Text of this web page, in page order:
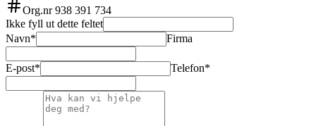
Org.nr938 391 734
Ikke fyll ut dette feltet
Navn*
Firma
E-post* Telefon*